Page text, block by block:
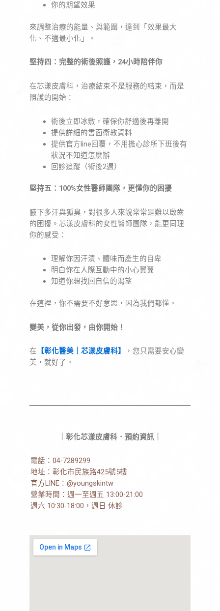
你的期望效果
來調整治療的能量、與範圍，達到「效果最大
化、不適最小化」。
堅持四：完整的術後照護，24小時陪伴你
在芯漾皮膚科，治療結束不是服務的結束，而是
照護的開始：
術後立即冰敷，確保你舒適後再離開
提供詳細的書面衛教資料
提供官方line回覆，不用擔心診所下班後有
狀況不知道怎麼辦
回診追蹤（術後2週）
堅持五：100%女性醫師團隊，更懂你的困擾
腋下多汗與狐臭，對很多人來說常常是難以啟齒
的困擾。芯漾皮膚科的女性醫師團隊，能更同理
你的感受：
理解你因汗漬、體味而產生的自卑
明白你在人際互動中的小心翼翼
知道你想找回自信的渴望
在這裡，你不需要不好意思，因為我們都懂。
變美，從你出發，由你開始！
在 【彰化醫美｜芯漾皮膚科】
，您只需要安心變
美，就好了。
｜彰化芯漾皮膚科．預約資訊｜
電話： 04-7289299
地址： 彰化市民族路425號5樓
官方LINE： @youngskintw
營業時間：週一至週五 13:00-21:00
週六 10:30-18:00，週日 休診